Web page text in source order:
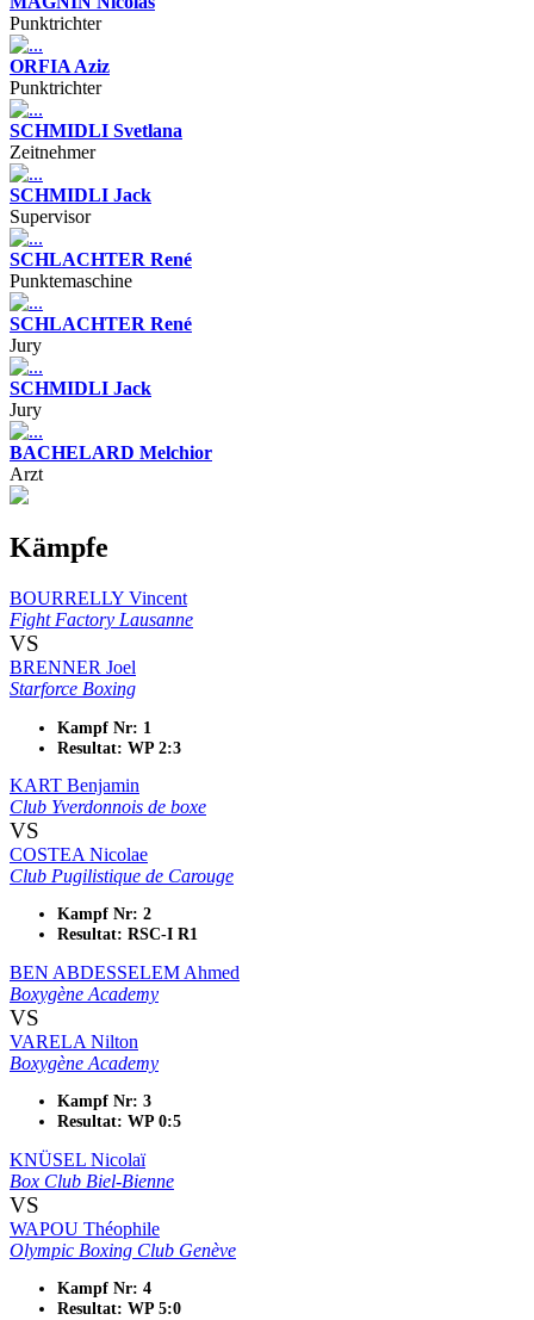
Punktrichter
ORFIA Aziz
Punktrichter
SCHMIDLI Svetlana
Zeitnehmer
SCHMIDLI Jack
Supervisor
SCHLACHTER René
Punktemaschine
SCHLACHTER René
Jury
SCHMIDLI Jack
Jury
BACHELARD Melchior
Arzt
Kämpfe
BOURRELLY Vincent
Fight Factory Lausanne
VS
BRENNER Joel
Starforce Boxing
Kampf Nr: 1
Resultat: WP 2:3
KART Benjamin
Club Yverdonnois de boxe
VS
COSTEA Nicolae
Club Pugilistique de Carouge
Kampf Nr: 2
Resultat: RSC-I R1
BEN ABDESSELEM Ahmed
Boxygène Academy
VS
VARELA Nilton
Boxygène Academy
Kampf Nr: 3
Resultat: WP 0:5
KNÜSEL Nicolaï
Box Club Biel-Bienne
VS
WAPOU Théophile
Olympic Boxing Club Genève
Kampf Nr: 4
Resultat: WP 5:0